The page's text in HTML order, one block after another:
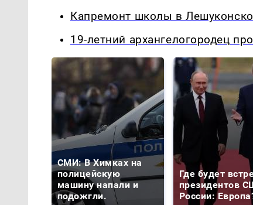
Капремонт школы в
19-летний архангелогородец
СМИ: В Химках на
полицейскую
машину напали и
подожгли.
Где будет
президентов
России: